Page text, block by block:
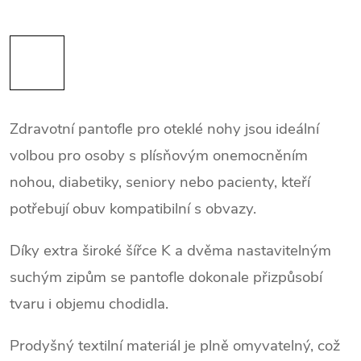
Zdravotní pantofle pro oteklé nohy jsou ideální
volbou pro osoby s plísňovým onemocněním
nohou, diabetiky, seniory nebo pacienty, kteří
potřebují obuv kompatibilní s obvazy.
Díky extra široké šířce K a dvěma nastavitelným
suchým zipům se pantofle dokonale přizpůsobí
tvaru i objemu chodidla.
Prodyšný textilní materiál je plně omyvatelný, což